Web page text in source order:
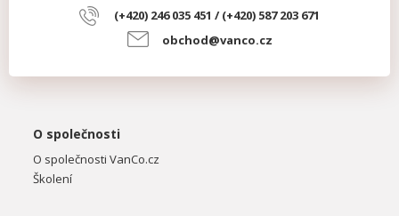
(+420) 246 035 451 / (+420) 587 203 671
obchod@vanco.cz
O společnosti
O společnosti VanCo.cz
Školení